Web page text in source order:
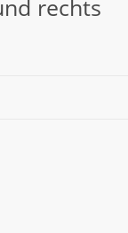
rechts